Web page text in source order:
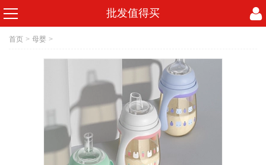
批发值得买
首页 > 母婴 >